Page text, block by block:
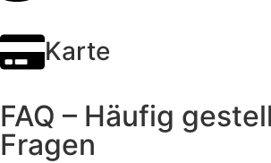
Karte
FAQ – Häufig
Fragen